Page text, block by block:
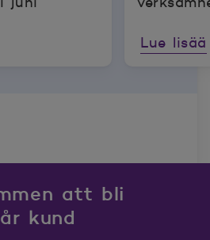
Lue lisää
att bli
kund